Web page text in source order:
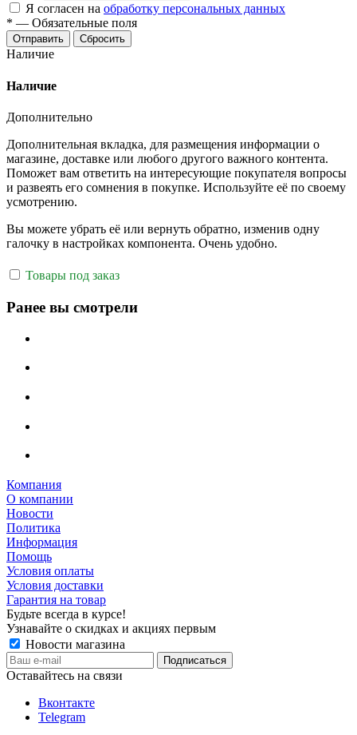
Я согласен на обработку персональных данных
* — Обязательные поля
Отправить Сбросить
Наличие
Наличие
Дополнительно
Дополнительная вкладка, для размещения информации о
магазине, доставке или любого другого важного контента.
Поможет вам ответить на интересующие покупателя вопросы
и развеять его сомнения в покупке. Используйте её по своему
усмотрению.
Вы можете убрать её или вернуть обратно, изменив одну
галочку в настройках компонента. Очень удобно.
Товары под заказ
Ранее вы смотрели
Компания
О компании
Новости
Политика
Информация
Помощь
Условия оплаты
Условия доставки
Гарантия на товар
Будьте всегда в курсе!
Узнавайте о скидках и акциях первым
Новости магазина
Оставайтесь на связи
Вконтакте
Telegram